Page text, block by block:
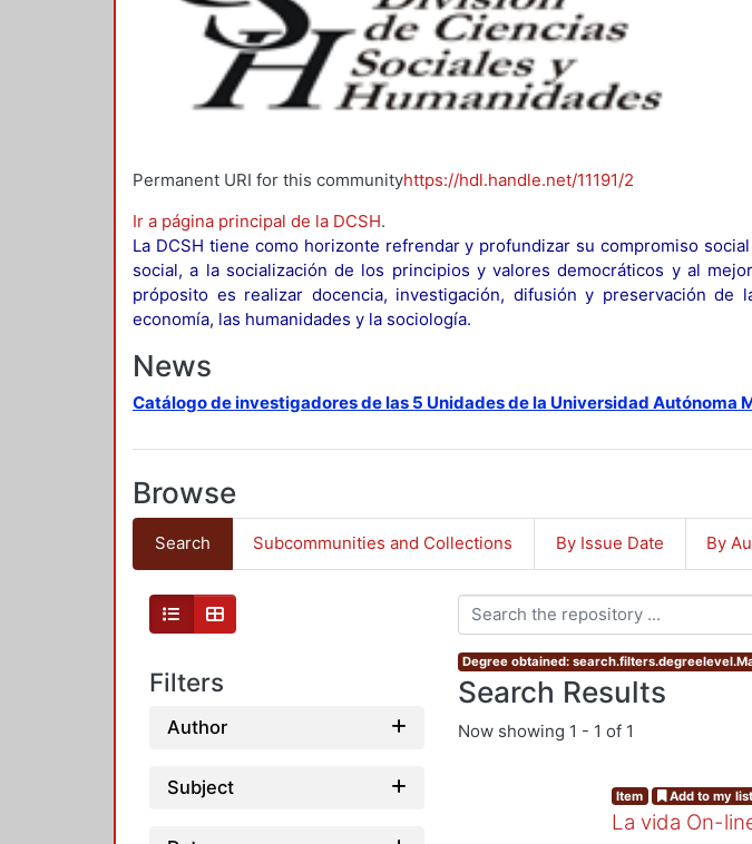
Permanent URI for this communityhttps://hdl.handle.net/11191/2
Ir a página principal de la DCSH.
La DCSH tiene como horizonte refrendar y profundizar su compromiso
social, a la socialización de los principios y valores democráticos y al
próposito es realizar docencia, investigación, difusión y preservación
economía, las humanidades y la sociología.
News
Catálogo de investigadores de las 5 Unidades de la Universidad Autónoma
Browse
Search Subcommunities and Collections By Issue Date By
Filters
Author
Subject
Degree obtained:
Search Results
Now showing 1 - 1 of 1
Item Add to my list
La vida On-